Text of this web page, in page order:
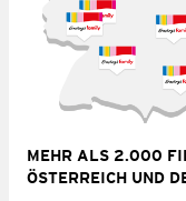
MEHR ALS 2.000
ÖSTERREICH UND